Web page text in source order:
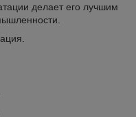
делает его лучшим